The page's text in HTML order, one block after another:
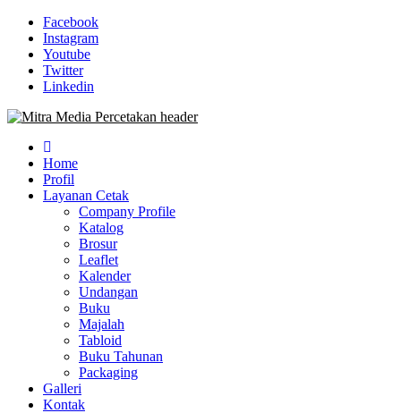
Facebook
Instagram
Youtube
Twitter
Linkedin
Mitra Media Percetakan Bekasi
0813-1670-6191
0813-1670-6191 (Call/WA) Perusahaan Tempat Alamat Jasa Pusat
Percetakan Bekasi Barat Timur Utara Selatan Murah 24 Jam
Home
Profil
Layanan Cetak
Company Profile
Katalog
Brosur
Leaflet
Kalender
Undangan
Buku
Majalah
Tabloid
Buku Tahunan
Packaging
Galleri
Kontak